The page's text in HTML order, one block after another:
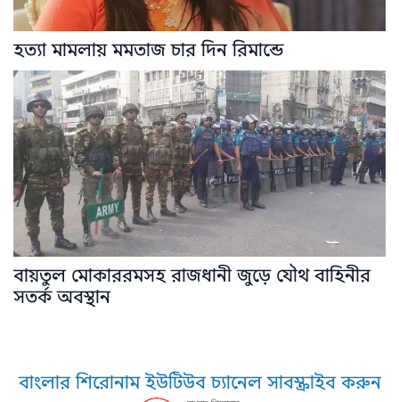
হত্যা মামলায় মমতাজ চার দিন রিমান্ডে
বায়তুল মোকাররমসহ রাজধানী জুড়ে যৌথ বাহিনীর
সতর্ক অবস্থান
বাংলার শিরোনাম ইউটিউব চ্যানেল সাবস্ক্রাইব করুন